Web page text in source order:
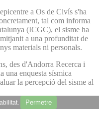
a Os de Civís s'ha
tal com informa
(ICGC), el sisme ha
a una profunditat de
materials ni personals.
des d'Andorra Recerca i
una enquesta sísmica
la percepció del sisme al
Permetre